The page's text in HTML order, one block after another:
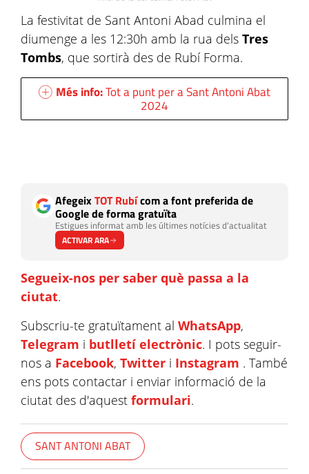
La festivitat de Sant Antoni Abad culmina el
diumenge a les 12:30h amb la rua dels Tres
Tombs, que sortirà des de Rubí Forma.
Més info:Tot a punt per a Sant Antoni Abat
2024
AfegeixTOT Rubícom a font preferida de
Google de forma gratuïta
Estigues informat amb les últimes notícies d'actualitat
ACTIVAR ARA
Segueix-nos per saber què passa a la
ciutat.
Subscriu-te gratuïtament al WhatsApp,
Telegram i butlletí electrònic. I pots seguir-
nos a Facebook, Twitter i Instagram . També
ens pots contactar i enviar informació de la
ciutat des d'aquest formulari.
SANT ANTONI ABAT